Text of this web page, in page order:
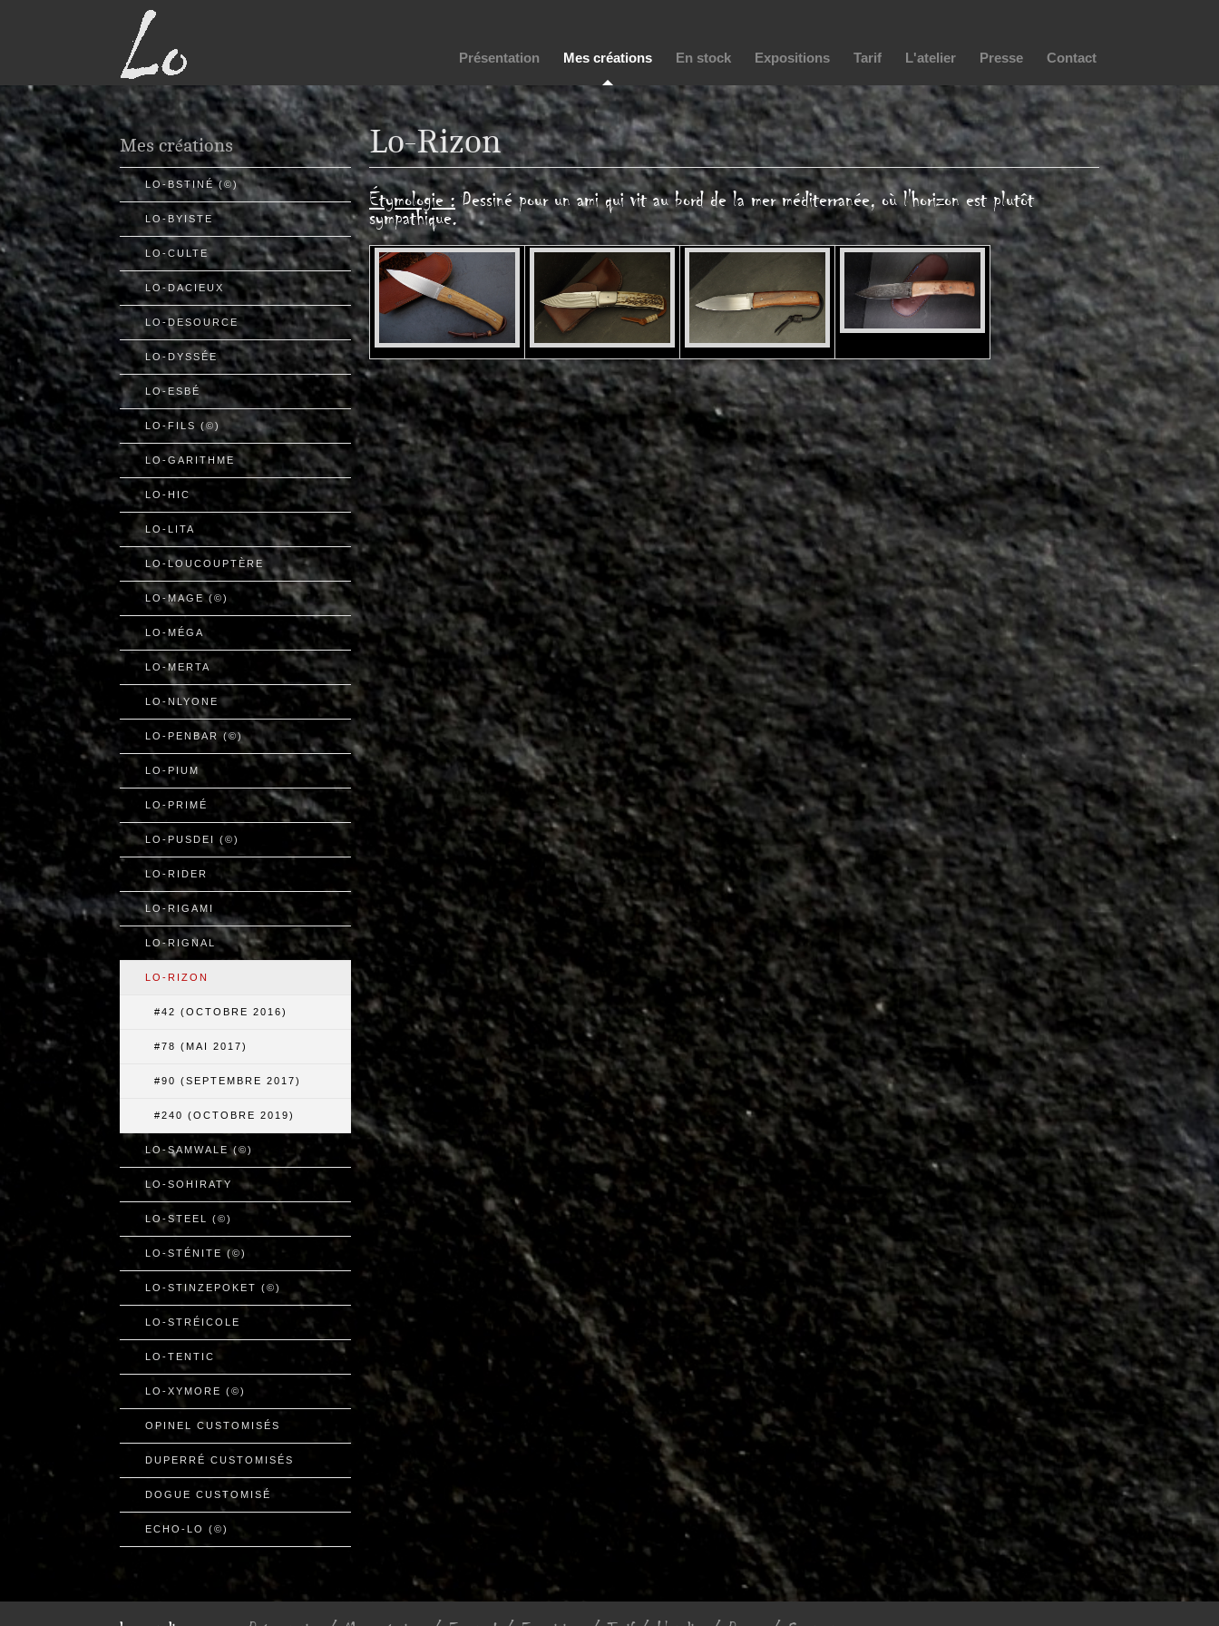
Présentation Mes créations En stock Expositions Tarif L'atelier Presse Contact
Mes créations
LO-BSTINÉ (©)
LO-BYISTE
LO-CULTE
LO-DACIEUX
LO-DESOURCE
LO-DYSSÉE
LO-ESBÉ
LO-FILS (©)
LO-GARITHME
LO-HIC
LO-LITA
LO-LOUCOUPTÈRE
LO-MAGE (©)
LO-MÉGA
LO-MERTA
LO-NLYONE
LO-PENBAR (©)
LO-PIUM
LO-PRIMÉ
LO-PUSDEI (©)
LO-RIDER
LO-RIGAMI
LO-RIGNAL
LO-RIZON
#42 (OCTOBRE 2016)
#78 (MAI 2017)
#90 (SEPTEMBRE 2017)
#240 (OCTOBRE 2019)
LO-SAMWALE (©)
LO-SOHIRATY
LO-STEEL (©)
LO-STÉNITE (©)
LO-STINZEPOKET (©)
LO-STRÉICOLE
LO-TENTIC
LO-XYMORE (©)
OPINEL CUSTOMISÉS
DUPERRÉ CUSTOMISÉS
DOGUE CUSTOMISÉ
ECHO-LO (©)
Lo-Rizon
Étymologie :Dessiné pour un ami qui vit au bord de la mer méditerranée, où l'horizon est plutôt
sympathique.